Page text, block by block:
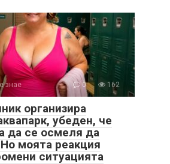
знае 0 162
организира
убеден, че
да се осмеля да
моята реакция
ситуацията